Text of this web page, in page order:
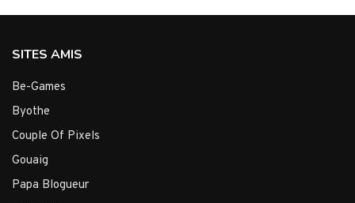
SITES AMIS
Be-Games
Byothe
Couple Of Pixels
Gouaig
Papa Blogueur